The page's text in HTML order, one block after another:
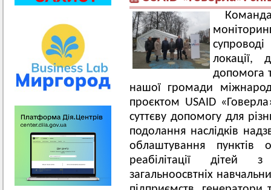
локації,
допомога
нашої громади
проєктом USAID
суттєву допомогу для
подолання наслідків
облаштування пунктів
реабілітації дітей
загальноосвтніх